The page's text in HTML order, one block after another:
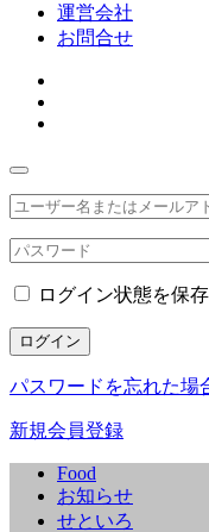
運営会社
お問合せ
ログイン状態を保存
ログイン
パスワードを忘れた場
新規会員登録
Food
お知らせ
せといろ